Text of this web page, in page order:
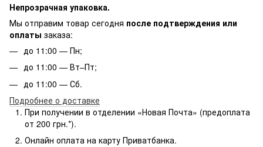
Непрозрачная упаковка.
Мы отправим товар сегодня после подтверждения или
оплаты заказа:
до 11:00 — Пн;
до 11:00 — Вт–Пт;
до 11:00 — Сб.
Подробнее о доставке
При получении в отделении «Новая Почта» (предоплата
от 200 грн.*).
Онлайн оплата на карту Приватбанка.